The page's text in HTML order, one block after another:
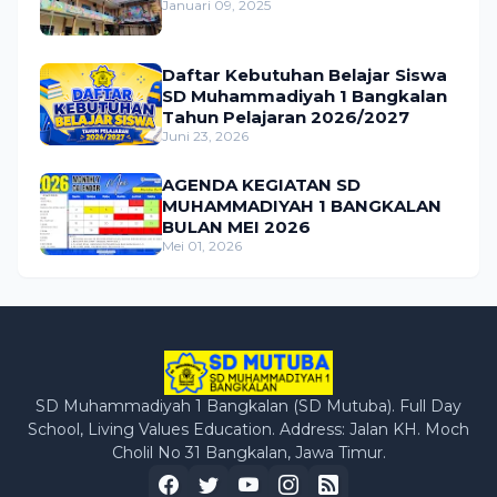
Januari 09, 2025
Daftar Kebutuhan Belajar Siswa
SD Muhammadiyah 1 Bangkalan
Tahun Pelajaran 2026/2027
Juni 23, 2026
AGENDA KEGIATAN SD
MUHAMMADIYAH 1 BANGKALAN
BULAN MEI 2026
Mei 01, 2026
SD Muhammadiyah 1 Bangkalan (SD Mutuba). Full Day
School, Living Values Education. Address: Jalan KH. Moch
Cholil No 31 Bangkalan, Jawa Timur.